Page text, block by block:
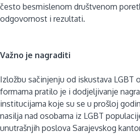
često besmislenom društvenom
odgovornost i rezultati.
Važno je nagraditi
Izložbu sačinjenju od iskustava LGBT
formama pratilo je i dodjeljivanje
institucijama koje su se u prošloj
nasilja nad osobama iz LGBT
unutrašnjih poslova Sarajevskog